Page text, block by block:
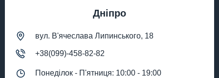
Дніпро
вул. В'ячеслава Липинського, 18
+38(099)-458-82-82
Понеділок - П'ятниця: 10:00 - 19:00